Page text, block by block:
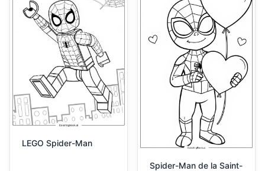
LEGO Spider-Man
Spider-Man de la Saint-